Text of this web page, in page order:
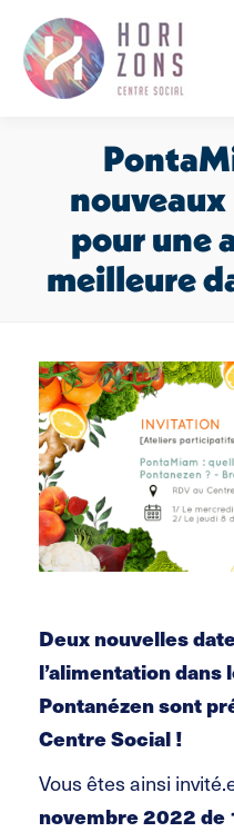
pour une
meilleure
Deux nouvelles
l’alimentation dans
Pontanézen sont
Centre Social !
Vous êtes ainsi
novembre 2022 de